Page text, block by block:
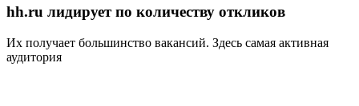
hh.ru лидирует по количеству откликов
Их получает большинство вакансий. Здесь самая активная
аудитория